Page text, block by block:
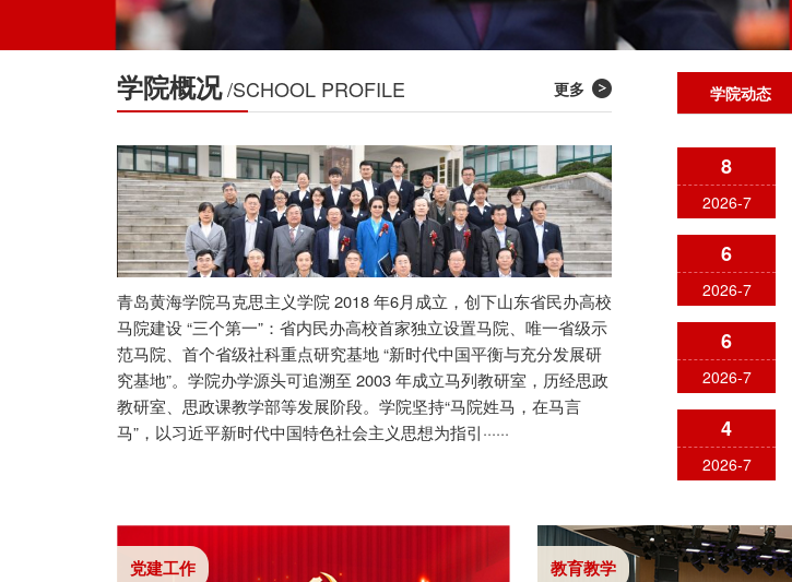
学院概况/SCHOOL PROFILE 更多
青岛黄海学院马克思主义学院 2018 年6月成立，创下山东省民办高校
马院建设 “三个第一”：省内民办高校首家独立设置马院、唯一省级示
范马院、首个省级社科重点研究基地 “新时代中国平衡与充分发展研
究基地”。学院办学源头可追溯至 2003 年成立马列教研室，历经思政
教研室、思政课教学部等发展阶段。学院坚持“马院姓马，在马言
马”，以习近平新时代中国特色社会主义思想为指引······
学院动态
8
2026-7
6
2026-7
6
2026-7
4
2026-7
党建工作 教育教学